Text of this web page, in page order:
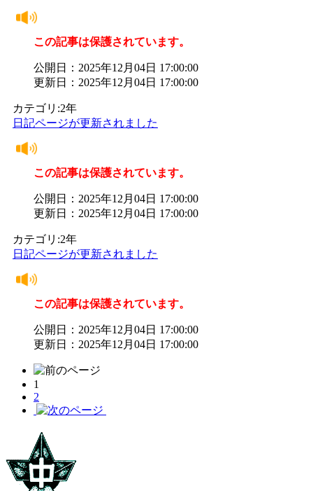
この記事は保護されています。
公開日：2025年12月04日 17:00:00
更新日：2025年12月04日 17:00:00
カテゴリ:2年
日記ページが更新されました
この記事は保護されています。
公開日：2025年12月04日 17:00:00
更新日：2025年12月04日 17:00:00
カテゴリ:2年
日記ページが更新されました
この記事は保護されています。
公開日：2025年12月04日 17:00:00
更新日：2025年12月04日 17:00:00
1
2